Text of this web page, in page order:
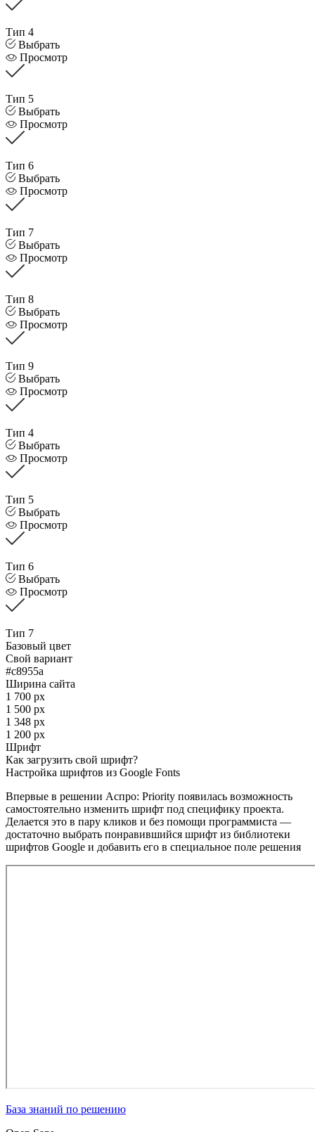
Тип 4
Выбрать
Просмотр
Тип 5
Выбрать
Просмотр
Тип 6
Выбрать
Просмотр
Тип 7
Выбрать
Просмотр
Тип 8
Выбрать
Просмотр
Тип 9
Выбрать
Просмотр
Тип 4
Выбрать
Просмотр
Тип 5
Выбрать
Просмотр
Тип 6
Выбрать
Просмотр
Тип 7
Базовый цвет
Свой вариант
#c8955a
Ширина сайта
1 700 px
1 500 px
1 348 px
1 200 px
Шрифт
Как загрузить свой шрифт?
Настройка шрифтов из Google Fonts
Впервые в решении Аспро: Priority появилась возможность
самостоятельно изменить шрифт под специфику проекта.
Делается это в пару кликов и без помощи программиста —
достаточно выбрать понравившийся шрифт из библиотеки
шрифтов Google и добавить его в специальное поле решения
База знаний по решению